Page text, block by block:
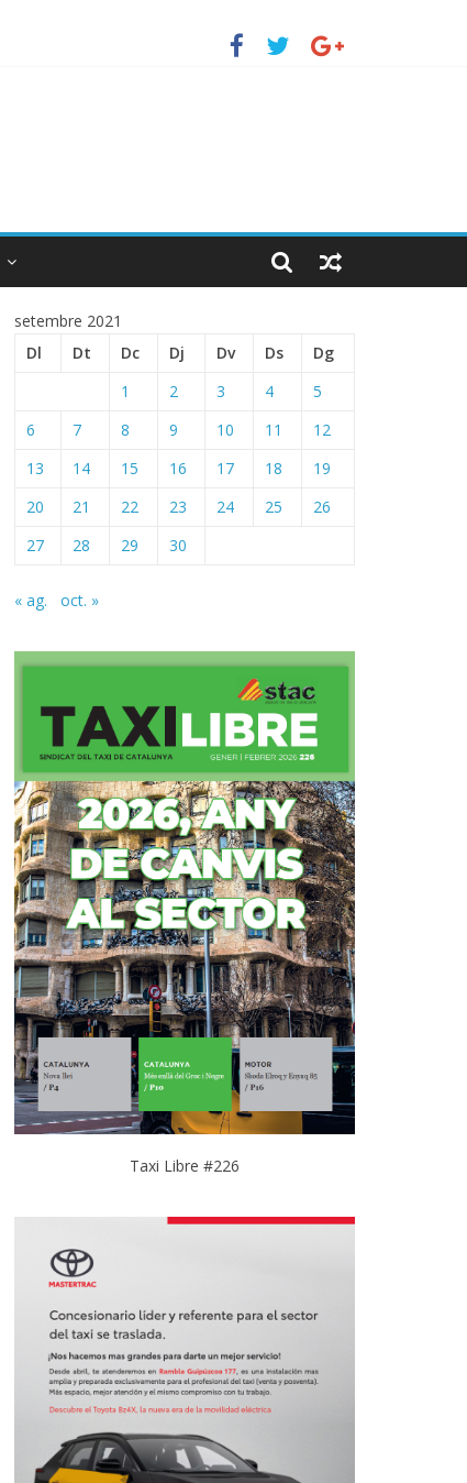
setembre 2021
Dl
Dt Dc Dj Dv Ds
Dg
1
2 3 4
5
6
7 8 9 10 11
12
13
14 15 16 17 18
19
20
21 22 23 24 25
26
27
28 29 30
« ag. oct. »
Taxi Libre #226